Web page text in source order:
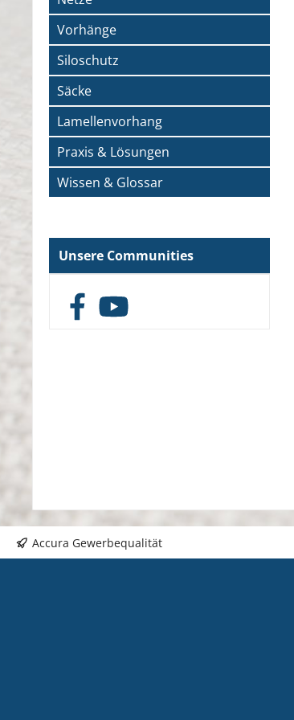
Vorhänge
Siloschutz
Säcke
Lamellenvorhang
Praxis & Lösungen
Wissen & Glossar
Unsere Communities
FacebookYouTube
Accura Gewerbequalität